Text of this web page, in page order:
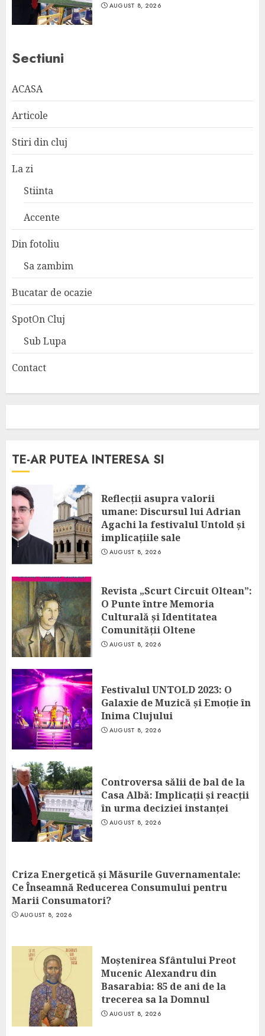
AUGUST 8, 2026
Sectiuni
ACASA
Articole
Stiri din cluj
La zi
Stiinta
Accente
Din fotoliu
Sa zambim
Bucatar de ocazie
SpotOn Cluj
Sub Lupa
Contact
TE-AR PUTEA INTERESA SI
Reflecții asupra valorii
umane: Discursul lui Adrian
Agachi la festivalul Untold și
implicațiile sale
AUGUST 8, 2026
Revista „Scurt Circuit Oltean”:
O Punte între Memoria
Culturală și Identitatea
Comunității Oltene
AUGUST 8, 2026
Festivalul UNTOLD 2023: O
Galaxie de Muzică și Emoție în
Inima Clujului
AUGUST 8, 2026
Controversa sălii de bal de la
Casa Albă: Implicații și reacții
în urma deciziei instanței
AUGUST 8, 2026
Criza Energetică și Măsurile Guvernamentale:
Ce Înseamnă Reducerea Consumului pentru
Marii Consumatori?
AUGUST 8, 2026
Moștenirea Sfântului Preot
Mucenic Alexandru din
Basarabia: 85 de ani de la
trecerea sa la Domnul
AUGUST 8, 2026